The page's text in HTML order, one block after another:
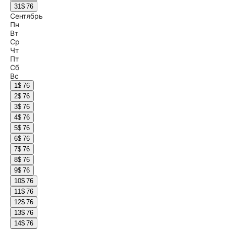
31$ 76
Сентябрь
Пн
Вт
Ср
Чт
Пт
Сб
Вс
1$ 76
2$ 76
3$ 76
4$ 76
5$ 76
6$ 76
7$ 76
8$ 76
9$ 76
10$ 76
11$ 76
12$ 76
13$ 76
14$ 76